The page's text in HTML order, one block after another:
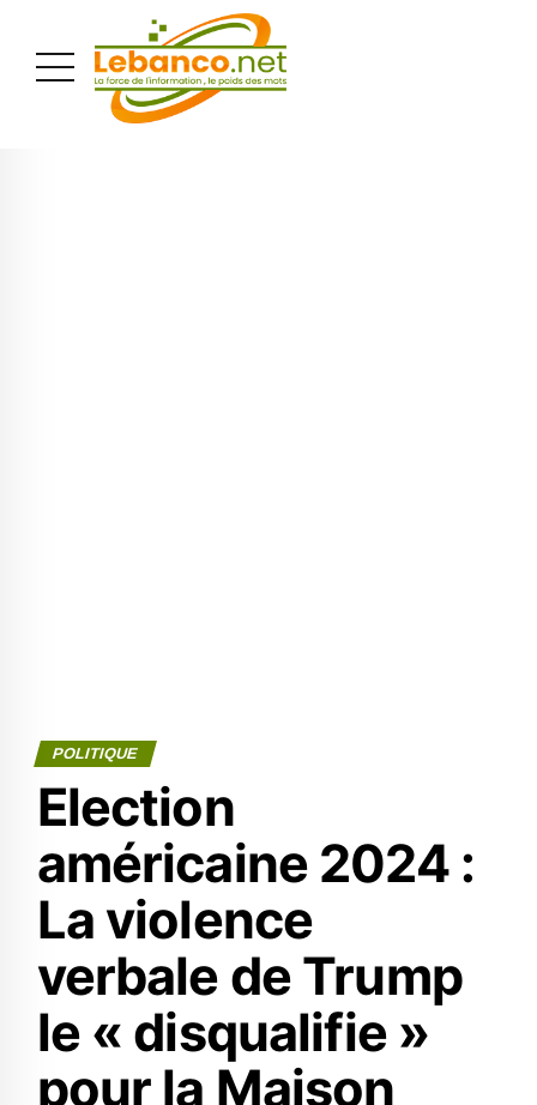
POLITIQUE
Election
américaine 2024 :
La violence
verbale de Trump
le « disqualifie »
pour la Maison